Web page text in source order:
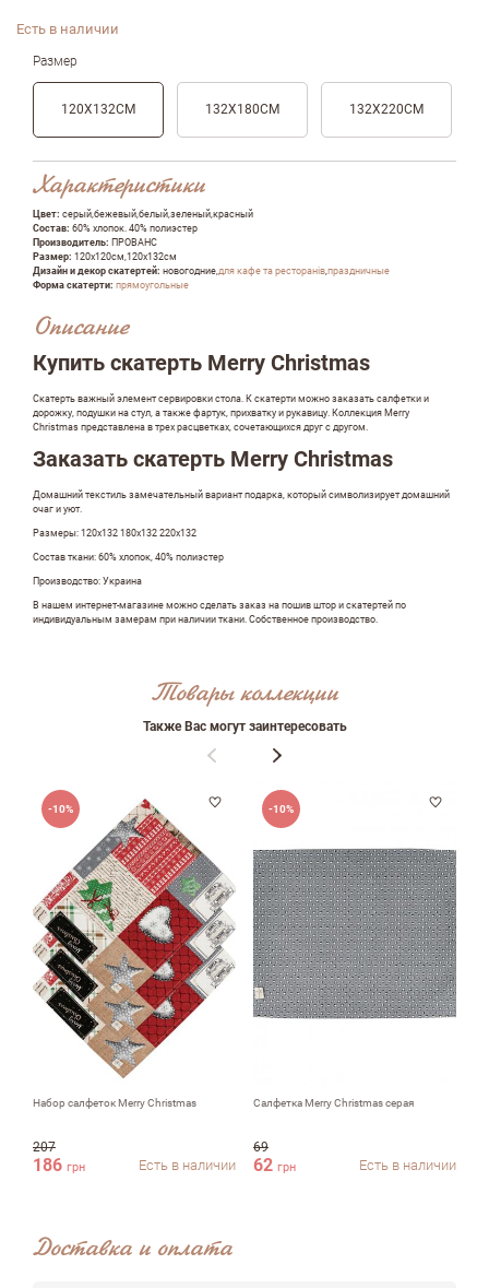
Есть в наличии
Размер
120Х132СМ 132Х180СМ 132Х220СМ
Характеристики
Цвет: серый,бежевый,белый,зеленый,красный
Состав: 60% хлопок. 40% полиэстер
Производитель: ПРОВАНС
Размер: 120х120см,120х132см
Дизайн и декор скатертей: новогодние,для кафе та ресторанів,праздничные
Форма скатерти: прямоугольные
Описание
Купить скатерть Merry Christmas
Скатерть важный элемент сервировки стола. К скатерти можно заказать салфетки и
дорожку, подушки на стул, а также фартук, прихватку и рукавицу. Коллекция Merry
Christmas представлена в трех расцветках, сочетающихся друг с другом.
Заказать скатерть Merry Christmas
Домашний текстиль замечательный вариант подарка, который символизирует домашний
очаг и уют.
Размеры: 120х132 180х132 220х132
Состав ткани: 60% хлопок, 40% полиэстер
Производство: Украина
В нашем интернет-магазине можно сделать заказ на пошив штор и скатертей по
индивидуальным замерам при наличии ткани. Собственное производство.
Товары коллекции
Также Вас могут заинтересовать
-10%
Набор салфеток Merry Christmas
207
186 грн Есть в наличии
-10%
Салфетка Merry Christmas серая
69
62 грн Есть в наличии
Доставка и оплата
Оставить отзыв
Комментарий